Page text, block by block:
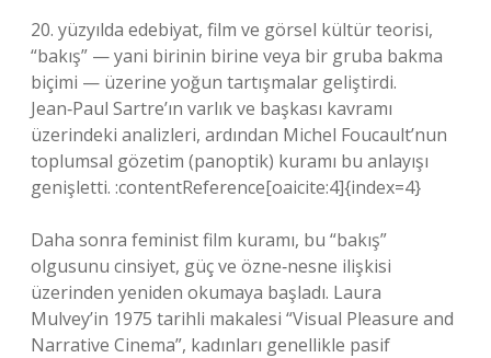
20. yüzyılda edebiyat, film ve görsel kültür teorisi,
“bakış” — yani birinin birine veya bir gruba bakma
biçimi — üzerine yoğun tartışmalar geliştirdi.
Jean‑Paul Sartre’ın varlık ve başkası kavramı
üzerindeki analizleri, ardından Michel Foucault’nun
toplumsal gözetim (panoptik) kuramı bu anlayışı
genişletti. :contentReference[oaicite:4]{index=4}
Daha sonra feminist film kuramı, bu “bakış”
olgusunu cinsiyet, güç ve özne‑nesne ilişkisi
üzerinden yeniden okumaya başladı. Laura
Mulvey’in 1975 tarihli makalesi “Visual Pleasure and
Narrative Cinema”, kadınları genellikle pasif